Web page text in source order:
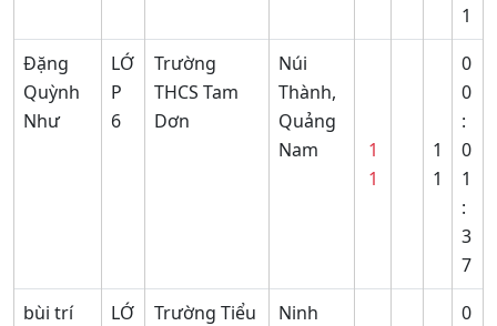
1
Đặng
Quỳnh
Như
LỚ
P
6
Trường
THCS Tam
Dơn
Núi
Thành,
Quảng
Nam
1
1
1
1
0
0
:
0
1
:
3
7
bùi trí
LỚ
Trường Tiểu
Ninh
0